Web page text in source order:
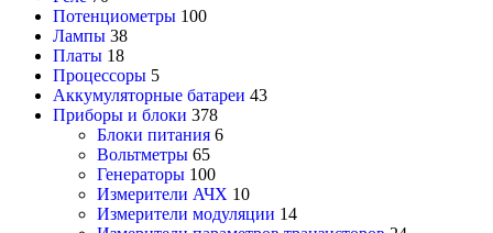
Потенциометры 100
Лампы 38
Платы 18
Процессоры 5
Аккумуляторные батареи 43
Приборы и блоки 378
Блоки питания 6
Вольтметры 65
Генераторы 100
Измерители АЧХ 10
Измерители модуляции 14